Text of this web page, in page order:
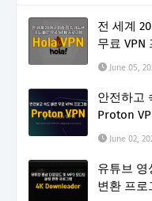
전 세계
무료 VPN
June 05,
안전하고
Proton
June 02,
유튜브 영
변환 프